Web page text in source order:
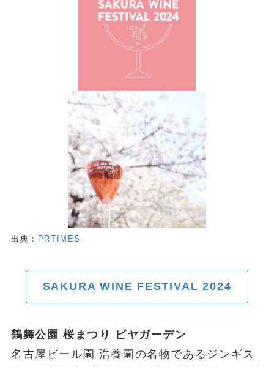
出典： PRTIMES
SAKURA WINE FESTIVAL 2024
鶴舞公園 桜まつり ビヤガーデン
名古屋ビール園 浩養園の名物であるジンギス